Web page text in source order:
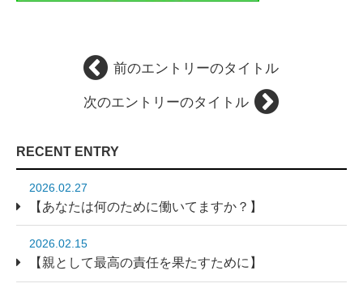
前のエントリーのタイトル
次のエントリーのタイトル
RECENT ENTRY
2026.02.27
【あなたは何のために働いてますか？】
2026.02.15
【親として最高の責任を果たすために】